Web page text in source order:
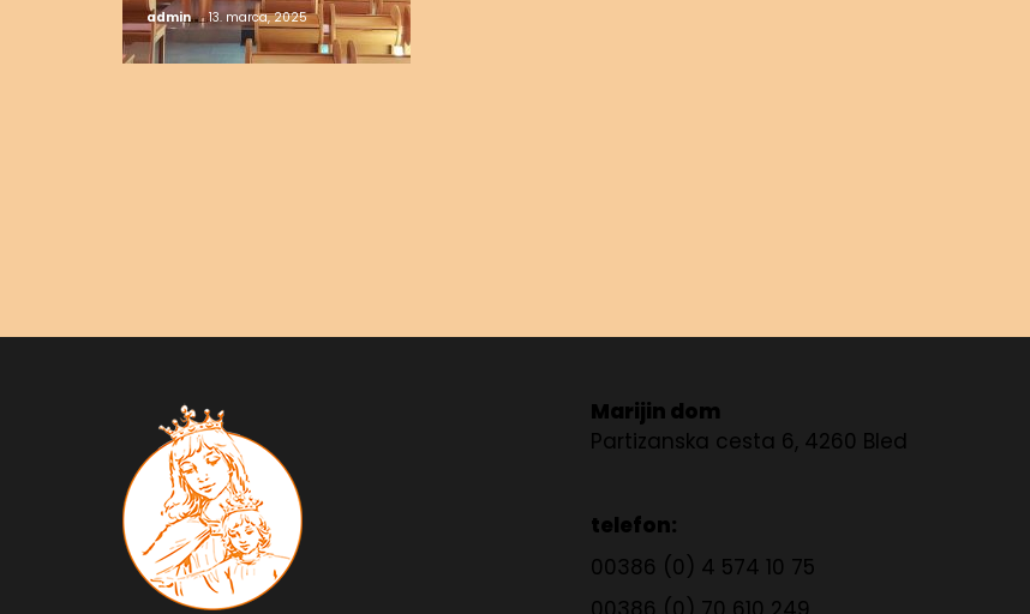
admin 13. marca, 2025
Marijin dom
Partizanska cesta 6, 4260 Bled
telefon:
00386 (0) 4 574 10 75